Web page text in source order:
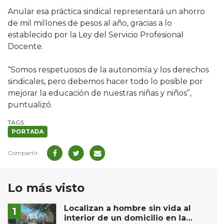
Anular esa práctica sindical representará un ahorro
de mil millones de pesos al año, gracias a lo
establecido por la Ley del Servicio Profesional
Docente.
“Somos respetuosos de la autonomía y los derechos
sindicales, pero debemos hacer todo lo posible por
mejorar la educación de nuestras niñas y niños”,
puntualizó.
PORTADA
Lo más visto
Localizan a hombre sin vida al
interior de un domicilio en la